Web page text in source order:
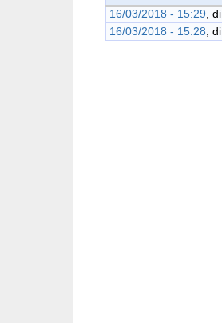
16/03/2018 - 15:29 , di
16/03/2018 - 15:28 , di